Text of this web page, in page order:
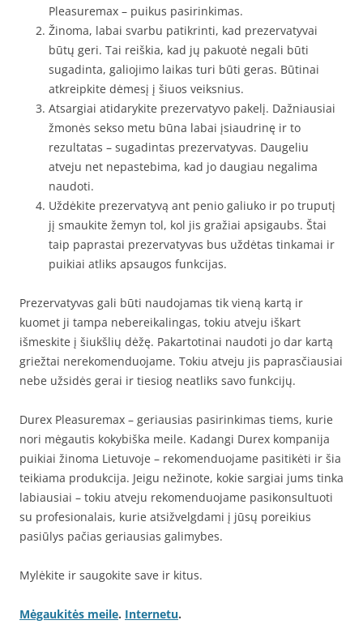
Pleasuremax – puikus pasirinkimas.
Žinoma, labai svarbu patikrinti, kad prezervatyvai
būtų geri. Tai reiškia, kad jų pakuotė negali būti
sugadinta, galiojimo laikas turi būti geras. Būtinai
atkreipkite dėmesį į šiuos veiksnius.
Atsargiai atidarykite prezervatyvo pakelį. Dažniausiai
žmonės sekso metu būna labai įsiaudrinę ir to
rezultatas – sugadintas prezervatyvas. Daugeliu
atveju net nepastebima, kad jo daugiau negalima
naudoti.
Uždėkite prezervatyvą ant penio galiuko ir po truputį
jį smaukite žemyn tol, kol jis gražiai apsigaubs. Štai
taip paprastai prezervatyvas bus uždėtas tinkamai ir
puikiai atliks apsaugos funkcijas.
Prezervatyvas gali būti naudojamas tik vieną kartą ir
kuomet ji tampa nebereikalingas, tokiu atveju iškart
išmeskite į šiukšlių dėžę. Pakartotinai naudoti jo dar kartą
griežtai nerekomenduojame. Tokiu atveju jis paprasčiausiai
nebe užsidės gerai ir tiesiog neatliks savo funkcijų.
Durex Pleasuremax – geriausias pasirinkimas tiems, kurie
nori mėgautis kokybiška meile. Kadangi Durex kompanija
puikiai žinoma Lietuvoje – rekomenduojame pasitikėti ir šia
teikiama produkcija. Jeigu nežinote, kokie sargiai jums tinka
labiausiai – tokiu atveju rekomenduojame pasikonsultuoti
su profesionalais, kurie atsižvelgdami į jūsų poreikius
pasiūlys pačias geriausias galimybes.
Mylėkite ir saugokite save ir kitus.
Mėgaukitės meile. Internetu.